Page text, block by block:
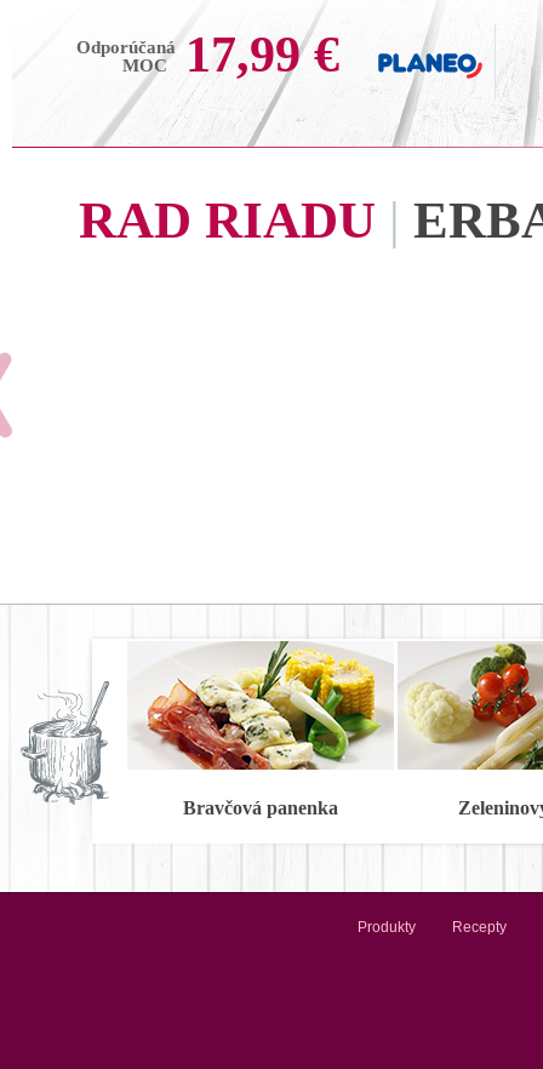
Odporúčaná
MOC
17,99 €
RAD RIADU |
Bravčová panenka
Produkty Recepty